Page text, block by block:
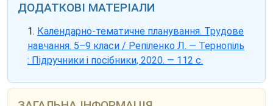
ДОДАТКОВІ МАТЕРІАЛИ
Календарно-тематичне планування. Трудове
навчання. 5–9 класи / Репіленко Л. — Тернопіль
: Підручники і посібники, 2020. — 112 с.